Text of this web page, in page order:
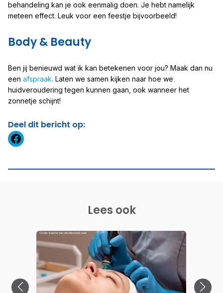
behandeling kan je ook eenmalig doen. Je hebt namelijk
meteen effect. Leuk voor een feestje bijvoorbeeld!
Body & Beauty
Ben jij benieuwd wat ik kan betekenen voor jou? Maak dan nu
een afspraak. Laten we samen kijken naar hoe we
huidveroudering tegen kunnen gaan, ook wanneer het
zonnetje schijnt!
Deel dit bericht op:
https://www.facebook.com
Lees ook